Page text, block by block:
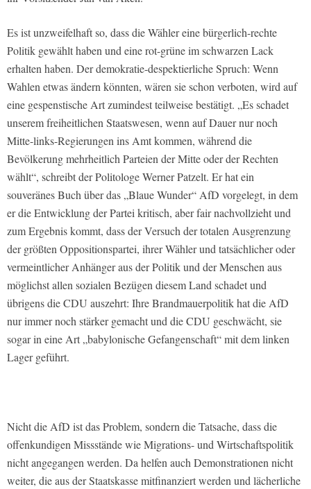
Es ist unzweifelhaft so, dass die Wähler eine bürgerlich-rechte
Politik gewählt haben und eine rot-grüne im schwarzen Lack
erhalten haben. Der demokratie-despektierliche Spruch: Wenn
Wahlen etwas ändern könnten, wären sie schon verboten, wird auf
eine gespenstische Art zumindest teilweise bestätigt. „Es schadet
unserem freiheitlichen Staatswesen, wenn auf Dauer nur noch
Mitte-links-Regierungen ins Amt kommen, während die
Bevölkerung mehrheitlich Parteien der Mitte oder der Rechten
wählt“, schreibt der Politologe Werner Patzelt. Er hat ein
souveränes Buch über das „Blaue Wunder“ AfD vorgelegt, in dem
er die Entwicklung der Partei kritisch, aber fair nachvollzieht und
zum Ergebnis kommt, dass der Versuch der totalen Ausgrenzung
der größten Oppositionspartei, ihrer Wähler und tatsächlicher oder
vermeintlicher Anhänger aus der Politik und der Menschen aus
möglichst allen sozialen Bezügen diesem Land schadet und
übrigens die CDU auszehrt: Ihre Brandmauerpolitik hat die AfD
nur immer noch stärker gemacht und die CDU geschwächt, sie
sogar in eine Art „babylonische Gefangenschaft“ mit dem linken
Lager geführt.
Nicht die AfD ist das Problem, sondern die Tatsache, dass die
offenkundigen Missstände wie Migrations- und Wirtschaftspolitik
nicht angegangen werden. Da helfen auch Demonstrationen nicht
weiter, die aus der Staatskasse mitfinanziert werden und lächerliche